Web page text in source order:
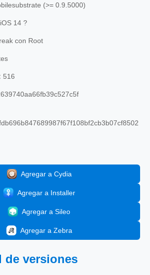
(>= 0.9.5000)
14 ?
con Root
516
Agregar a Cydia
Agregar a Installer
Agregar a Sileo
Agregar a Zebra
de versiones